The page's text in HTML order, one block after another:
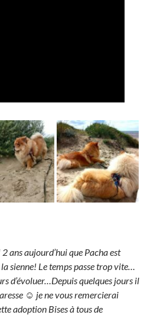
ans aujourd’hui que Pacha est
sienne! Le temps passe trop vite…
d’évoluer…Depuis quelques jours il
☺ je ne vous remercierai
adoption Bises à tous de